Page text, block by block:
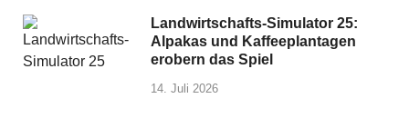
Landwirtschafts-Simulator 25:
Alpakas und Kaffeeplantagen
erobern das Spiel
14. Juli 2026